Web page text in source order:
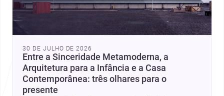
30 DE JULHO DE 2026
Entre a Sinceridade Metamoderna, a
Arquitetura para a Infância e a Casa
Contemporânea: três olhares para o
presente